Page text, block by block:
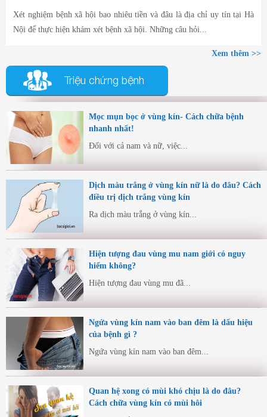
Xét nghiệm bệnh xã hội bao nhiêu tiền và đâu là địa chỉ uy tín tại Hà
Nội để thực hiện khám xét bệnh xã hội. Những câu hỏi...
Xem thêm >>
Triệu chứng bệnh
Mọc mụn bọc ở vùng kín- Cách chữa bệnh
nhanh nhất!
Đối với cả nam và nữ, việc...
Dịch màu trắng ở vùng kín nữ là do đâu? Cách
điều trị dịch trắng vùng kín
Ra dịch màu trắng ở vùng kín...
Hiện tượng đau vùng mu nam giới có nguy
hiểm không?
Hiện tượng đau vùng mu đã...
Ngứa vùng kín nam vào ban đêm là dấu hiệu
của bệnh gì ?
Ngứa vùng kín nam vào ban đêm...
Quan hệ xong có mùi khó chịu là do đâu?
Cách chữa vùng kín có mùi hôi